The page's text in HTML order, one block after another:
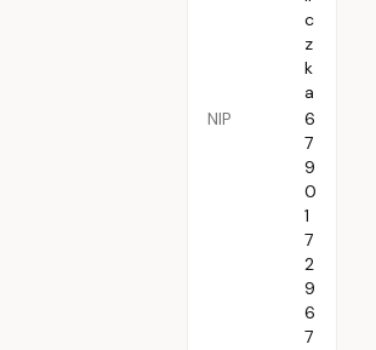
c
z
k
a
NIP
6
7
9
0
1
7
2
9
6
7